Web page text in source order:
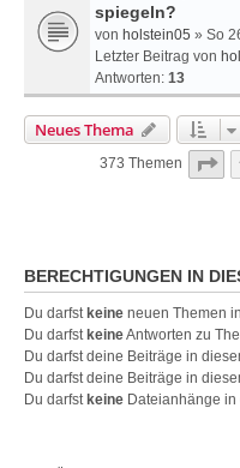
spiegeln?
von holstein05 » So
Letzter Beitrag von
Antworten: 13
Neues Thema
373 Themen
BERECHTIGUNGEN IN
Du darfst keine neuen Themen
Du darfst keineAntworten zu
Du darfst deine Beiträge in
Du darfst deine Beiträge in
Du darfst keine Dateianhänge